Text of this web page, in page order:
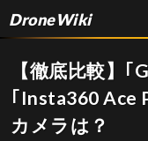
DroneWiki
【徹底比較】｢
｢Insta360 Ace
カメラは？